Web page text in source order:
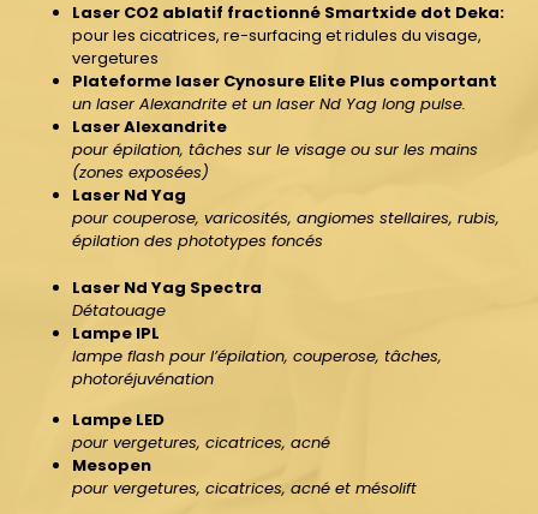
Laser CO2 ablatif fractionné Smartxide dot Deka:
pour les cicatrices, re-surfacing et ridules du visage,
vergetures
Plateforme laser Cynosure Elite Plus comportant
un laser Alexandrite et un laser Nd Yag long pulse.
Laser Alexandrite
pour épilation, tâches sur le visage ou sur les mains
(zones exposées)
Laser Nd Yag
pour couperose, varicosités, angiomes stellaires, rubis,
épilation des phototypes foncés
Laser Nd Yag Spectra
Détatouage
Lampe IPL
lampe flash pour l’épilation, couperose, tâches,
photoréjuvénation
Lampe LED
pour vergetures, cicatrices, acné
Mesopen
pour vergetures, cicatrices, acné et mésolift